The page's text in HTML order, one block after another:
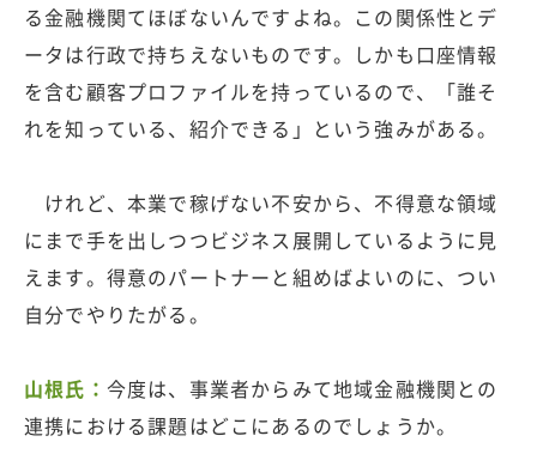
る金融機関てほぼないんですよね。この関係性とデ
ータは行政で持ちえないものです。しかも口座情報
を含む顧客プロファイルを持っているので、「誰そ
れを知っている、紹介できる」という強みがある。
けれど、本業で稼げない不安から、不得意な領域
にまで手を出しつつビジネス展開しているように見
えます。得意のパートナーと組めばよいのに、つい
自分でやりたがる。
山根氏： 今度は、事業者からみて地域金融機関との
連携における課題はどこにあるのでしょうか。